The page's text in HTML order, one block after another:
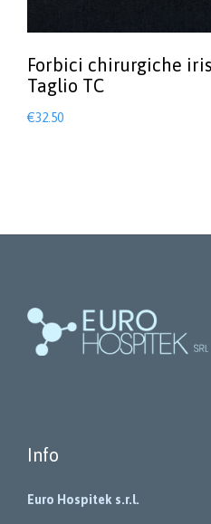
Forbici chirurgiche
Taglio TC
€32.50
Info
Euro Hospitek s.r.l.